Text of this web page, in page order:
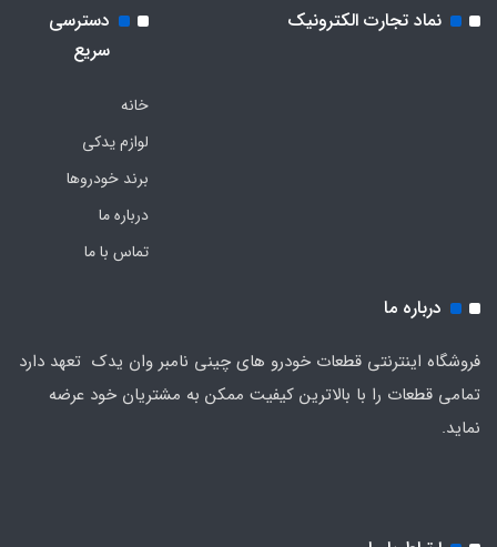
نماد تجارت الکترونیک
دسترسی
سریع
خانه
لوازم یدکی
برند خودروها
درباره ما
تماس با ما
درباره ما
فروشگاه اینترنتی قطعات خودرو های چینی نامبر وان یدک تعهد دارد
تمامی قطعات را با بالاترین کیفیت ممکن به مشتریان خود عرضه
نماید.